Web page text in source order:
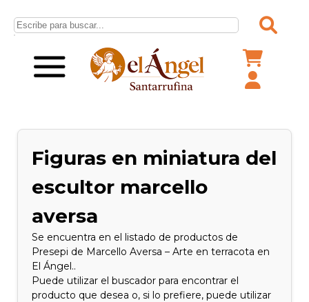
Figuras en miniatura del
escultor marcello
aversa
Se encuentra en el listado de productos de
Presepi de Marcello Aversa – Arte en terracota en
El Ángel..
Puede utilizar el buscador para encontrar el
producto que desea o, si lo prefiere, puede utilizar